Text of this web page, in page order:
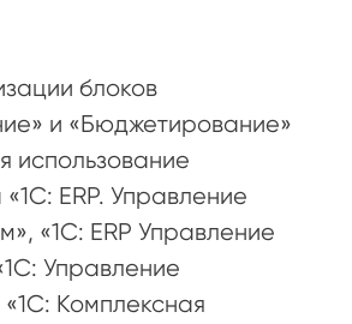
блоков
и «Бюджетирование»
использование
ERP. Управление
«1С: ERP Управление
Управление
Комплексная